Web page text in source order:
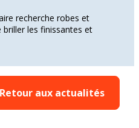
recherche robes et
les finissantes et
Retour aux actualités